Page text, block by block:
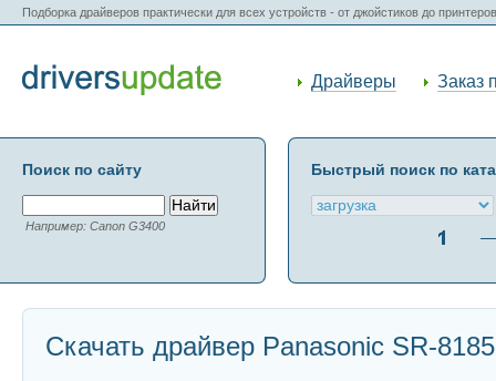
Подборка драйверов практически для всех устройств - от джойстиков до
Драйверы Заказ
Поиск по сайту
Например: Canon G3400
Быстрый поиск по
Скачать драйвер Panasonic SR-